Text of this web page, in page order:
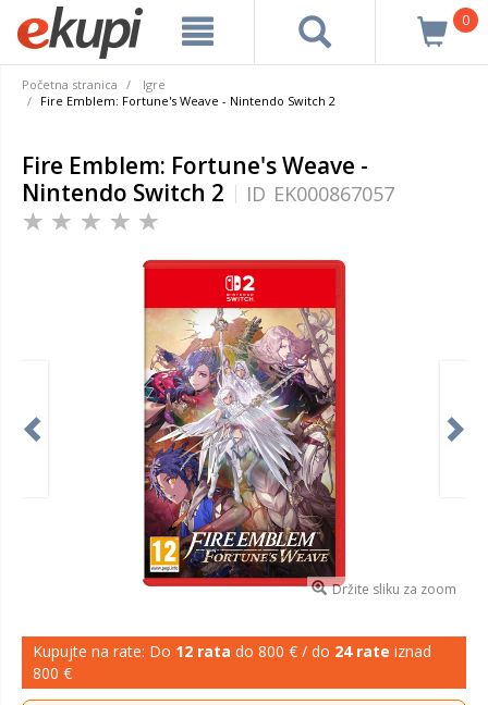
0
Početna stranica
Igre
Fire Emblem: Fortune's Weave - Nintendo Switch 2
Fire Emblem: Fortune's Weave -
Nintendo Switch 2
ID EK000867057
Držite sliku za zoom
Kupujte na rate: Do 12 rata do 800 € / do 24 rate iznad
800 €